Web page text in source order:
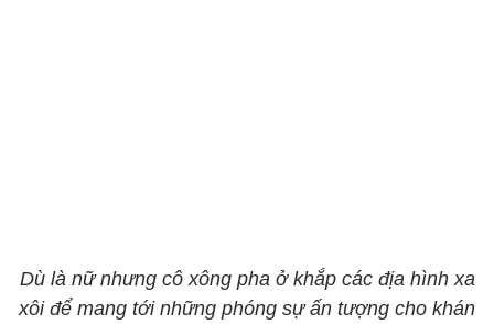
Dù là nữ nhưng cô xông pha ở khắp các địa hình xa
xôi để mang tới những phóng sự ấn tượng cho khán